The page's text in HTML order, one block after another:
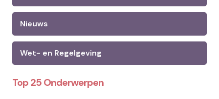
Nieuws
Wet- en Regelgeving
Top 25 Onderwerpen